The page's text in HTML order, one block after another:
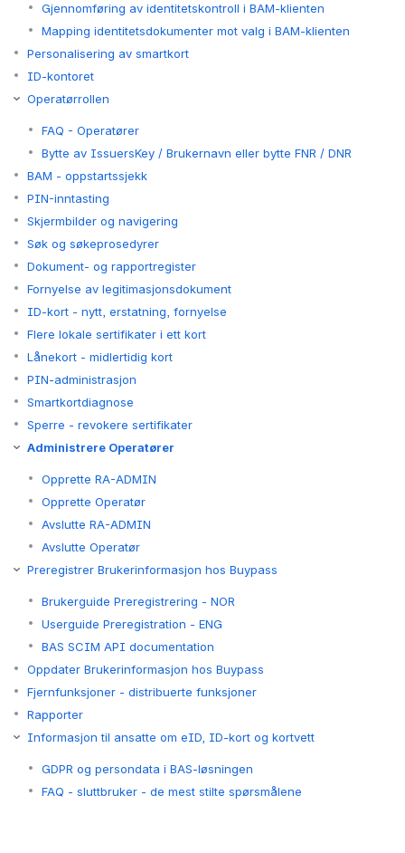
Gjennomføring av identitetskontroll i BAM-klienten
Mapping identitetsdokumenter mot valg i BAM-klienten
Personalisering av smartkort
ID-kontoret
Operatørrollen
FAQ - Operatører
Bytte av IssuersKey / Brukernavn eller bytte FNR / DNR
BAM - oppstartssjekk
PIN-inntasting
Skjermbilder og navigering
Søk og søkeprosedyrer
Dokument- og rapportregister
Fornyelse av legitimasjonsdokument
ID-kort - nytt, erstatning, fornyelse
Flere lokale sertifikater i ett kort
Lånekort - midlertidig kort
PIN-administrasjon
Smartkortdiagnose
Sperre - revokere sertifikater
Administrere Operatører
Opprette RA-ADMIN
Opprette Operatør
Avslutte RA-ADMIN
Avslutte Operatør
Preregistrer Brukerinformasjon hos Buypass
Brukerguide Preregistrering - NOR
Userguide Preregistration - ENG
BAS SCIM API documentation
Oppdater Brukerinformasjon hos Buypass
Fjernfunksjoner - distribuerte funksjoner
Rapporter
Informasjon til ansatte om eID, ID-kort og kortvett
GDPR og persondata i BAS-løsningen
FAQ - sluttbruker - de mest stilte spørsmålene